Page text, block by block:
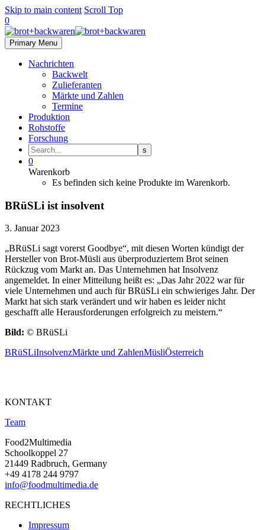
Skip to main content Scroll Top
0
Primary Menu
Nachrichten
Backwelt
Zulieferanten
Märkte und Zahlen
Termine
Produktion
Rohstoffe
Forschung
0
Warenkorb
Es befinden sich keine Produkte im Warenkorb.
BRüSLi ist insolvent
3. Januar 2023
„BRüSLi sagt vorerst Goodbye“, mit diesen Worten kündigt der
Hersteller von Brot-Müsli aus überproduziertem Brot seinen
Rückzug vom Markt an. Das Unternehmen hat Insolvenz
angemeldet. In einer Mitteilung heißt es: „Das Jahr 2022 war für
viele Unternehmen und auch für BRüSLi ein schwieriges Jahr. Der
Markt hat sich stark verändert und wir haben es leider nicht
geschafft alle Herausforderungen erfolgreich zu meistern.“
Bild: © BRüSLi
BRüSLiInsolvenzMärkte und ZahlenMüsliÖsterreich
KONTAKT
Team
Food2Multimedia
Schoolkoppel 27
21449 Radbruch, Germany
+49 4178 244 9797
info@foodmultimedia.de
RECHTLICHES
Impressum